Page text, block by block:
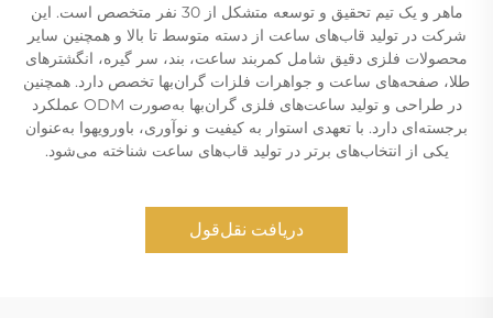
ماهر و یک تیم تحقیق و توسعه متشکل از 30 نفر متخصص است. این
شرکت در تولید قاب‌های ساعت از دسته متوسط تا بالا و همچنین سایر
محصولات فلزی دقیق شامل کمربند ساعت، بند، سر گیره، انگشترهای
طلا، صفحه‌های ساعت و جواهرات فلزات گران‌بها تخصص دارد. همچنین
در طراحی و تولید ساعت‌های فلزی گران‌بها به‌صورت ODM عملکرد
برجسته‌ای دارد. با تعهدی استوار به کیفیت و نوآوری، باورویهوا به‌عنوان
یکی از انتخاب‌های برتر در تولید قاب‌های ساعت شناخته می‌شود.
دریافت نقل‌قول